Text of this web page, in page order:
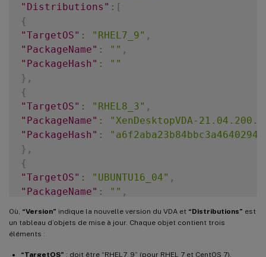
"Distributions" : [
{
"TargetOS" : "RHEL7_9" ,
"PackageName" : "" ,
"PackageHash" :
""
} ,
{
"TargetOS" : "RHEL8_3" ,
"PackageName" :
"XenDesktopVDA-
"PackageHash" :
} ,
{
"TargetOS" : "UBUNTU16_04" ,
"PackageName" : "" ,
},
{
Où, “Version” indique la nouvelle version du VDA et “Distributions” est
un tableau d’objets de mise à jour. Chaque objet contient trois
éléments :
“TargetOS” : doit être “RHEL7_9” (pour RHEL 7 et CentOS 7),